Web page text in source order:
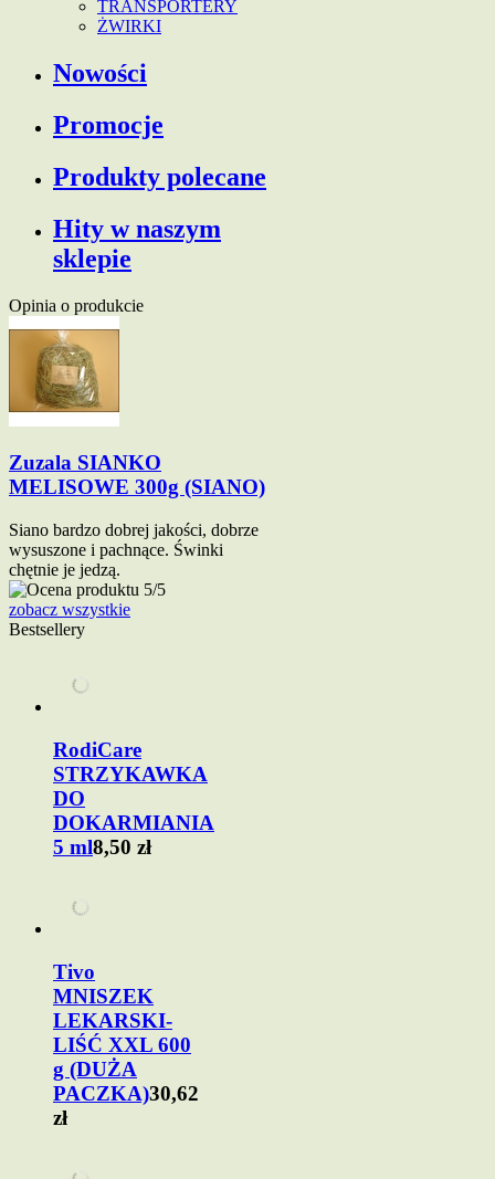
TRANSPORTERY
ŻWIRKI
Nowości
Promocje
Produkty polecane
Hity w naszym
sklepie
Opinia o produkcie
Zuzala SIANKO
MELISOWE 300g (SIANO)
Siano bardzo dobrej jakości, dobrze
wysuszone i pachnące. Świnki
chętnie je jedzą.
zobacz wszystkie
Bestsellery
RodiCare
STRZYKAWKA
DO
DOKARMIANIA
5 ml8,50 zł
Tivo
MNISZEK
LEKARSKI-
LIŚĆ XXL 600
g (DUŻA
PACZKA)30,62
zł